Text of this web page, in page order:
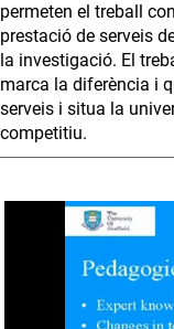
permeten el treball
prestació de serveis
la investigació. El
marca la diferència i
serveis i situa la
competitiu.